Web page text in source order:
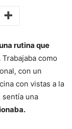
rutina que
Trabajaba como
con un
con vistas a la
sentía una